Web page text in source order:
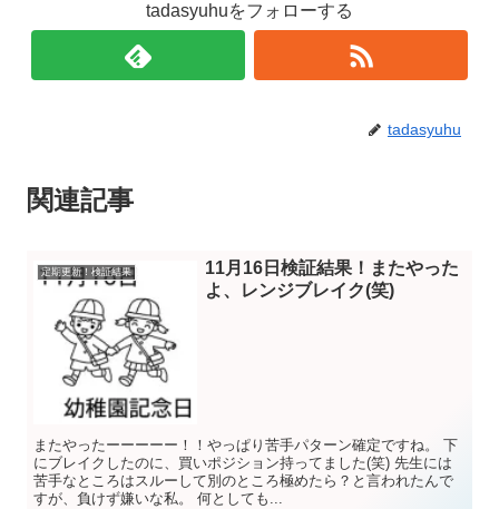
tadasyuhuをフォローする
tadasyuhu
関連記事
定期更新！検証結果
11月16日検証結果！またやった
よ、レンジブレイク(笑)
またやったーーーーー！！やっぱり苦手パターン確定ですね。 下
にブレイクしたのに、買いポジション持ってました(笑) 先生には
苦手なところはスルーして別のところ極めたら？と言われたんで
すが、負けず嫌いな私。 何としても...